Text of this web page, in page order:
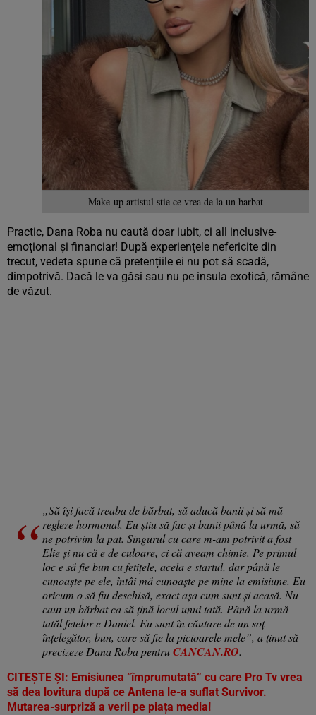
Make-up artistul stie ce vrea de la un barbat
Practic, Dana Roba nu caută doar iubit, ci all inclusive-
emoțional și financiar! După experiențele nefericite din
trecut, vedeta spune că pretențiile ei nu pot să scadă,
dimpotrivă. Dacă le va găsi sau nu pe insula exotică, rămâne
de văzut.
„Să își facă treaba de bărbat, să aducă banii și să mă
regleze hormonal. Eu știu să fac și banii până la urmă, să
ne potrivim la pat. Singurul cu care m-am potrivit a fost
Elie și nu că e de culoare, ci că aveam chimie. Pe primul
loc e să fie bun cu fetițele, acela e startul, dar până le
cunoaște pe ele, întâi mă cunoaște pe mine la emisiune. Eu
oricum o să fiu deschisă, exact așa cum sunt și acasă. Nu
caut un bărbat ca să țină locul unui tată. Până la urmă
tatăl fetelor e Daniel. Eu sunt în căutare de un soț
înțelegător, bun, care să fie la picioarele mele”, a ținut să
precizeze Dana Roba pentruCANCAN.RO.
CITEȘTE ȘI: Emisiunea “împrumutată” cu care Pro Tv vrea
să dea lovitura după ce Antena le-a suflat Survivor.
Mutarea-surpriză a verii pe piața media!